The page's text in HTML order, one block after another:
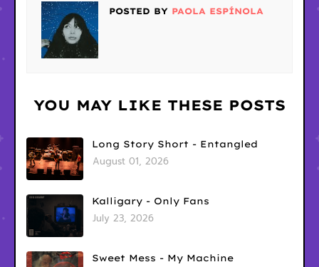
POSTED BY PAOLA ESPÍNOLA
YOU MAY LIKE THESE POSTS
Long Story Short - Entangled
August 01, 2026
Kalligary - Only Fans
July 23, 2026
Sweet Mess - My Machine